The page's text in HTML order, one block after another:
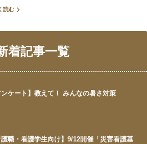
読む
着記事一覧
ンケート】教えて！ みんなの暑さ対策
護職・看護学生向け】9/12開催「災害看護基